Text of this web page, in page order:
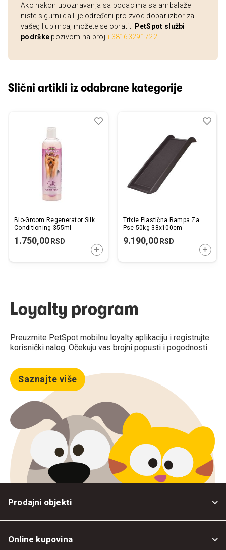
Ako nakon upoznavanja sa podacima sa ambalaže
niste sigurni da li je određeni proizvod dobar izbor za
vašeg ljubimca, možete se obratiti PetSpot službi
podrške pozivom na broj+38163291722
Slični artikli iz odabrane kategorije
Bio-Groom Regenerator Silk
Conditioning 355ml
1.750,00 RSD
DODAJTE U KORPU
Dodaj
Uporedi
Trixie Plastična Rampa Za
Pse 50kg 38x100cm
9.190,00RSD
Loyalty program
Preuzmite PetSpot mobilnu loyalty aplikaciju i registrujte
korisnički nalog. Očekuju vas brojni popusti i pogodnosti.
Saznajte više
Prodajni objekti
Online kupovina